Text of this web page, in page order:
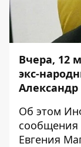
Вчера, 12
экс-
Об этом
сообщения
Евгения